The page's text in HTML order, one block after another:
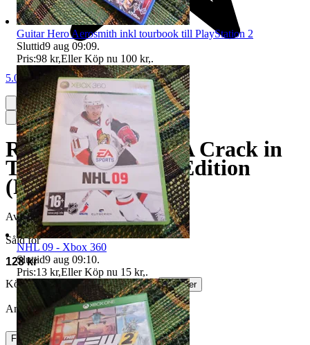
5.0
Ratchet & Clank: A Crack in
Time - Collector's Edition
(PlayStation 3)
Avslutad 3 jul 12:37
Såld för
128 kr
Köparskydd är valfritt hos företag. Läs mer
Annonsen är avslutad. Såld med Köp nu.
Frakt55 kr Annat fraktsätt
Guitar Hero Aerosmith inkl tourbook till PlayStation 2
Sluttid9 aug 09:09.
Pris:98 kr,Eller Köp nu 100 kr,.
NHL 09 - Xbox 360
Sluttid9 aug 09:10.
Pris:13 kr,Eller Köp nu 15 kr,.